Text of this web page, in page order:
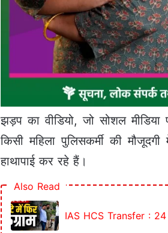
झड़प का वीडियो, जो सोशल
किसी महिला पुलिसकर्मी की
हाथापाई कर रहे हैं।
Also Read
IAS HCS Transfer : 24